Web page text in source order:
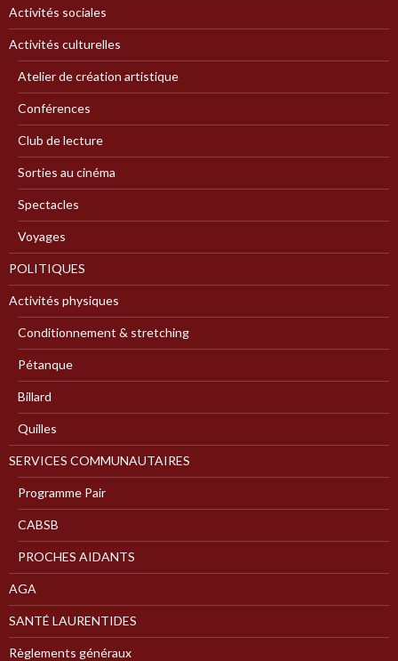
Activités sociales
Activités culturelles
Atelier de création artistique
Conférences
Club de lecture
Sorties au cinéma
Spectacles
Voyages
POLITIQUES
Activités physiques
Conditionnement & stretching
Pétanque
Billard
Quilles
SERVICES COMMUNAUTAIRES
Programme Pair
CABSB
PROCHES AIDANTS
AGA
SANTÉ LAURENTIDES
Règlements généraux